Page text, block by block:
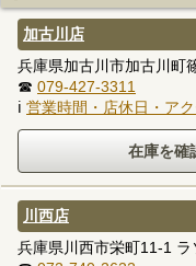
加古川店
兵庫県加古川市加古川町
☎ 079-427-3311
ℹ 営業時間・店休日・ア
川西店
兵庫県川西市栄町11-1 ラ